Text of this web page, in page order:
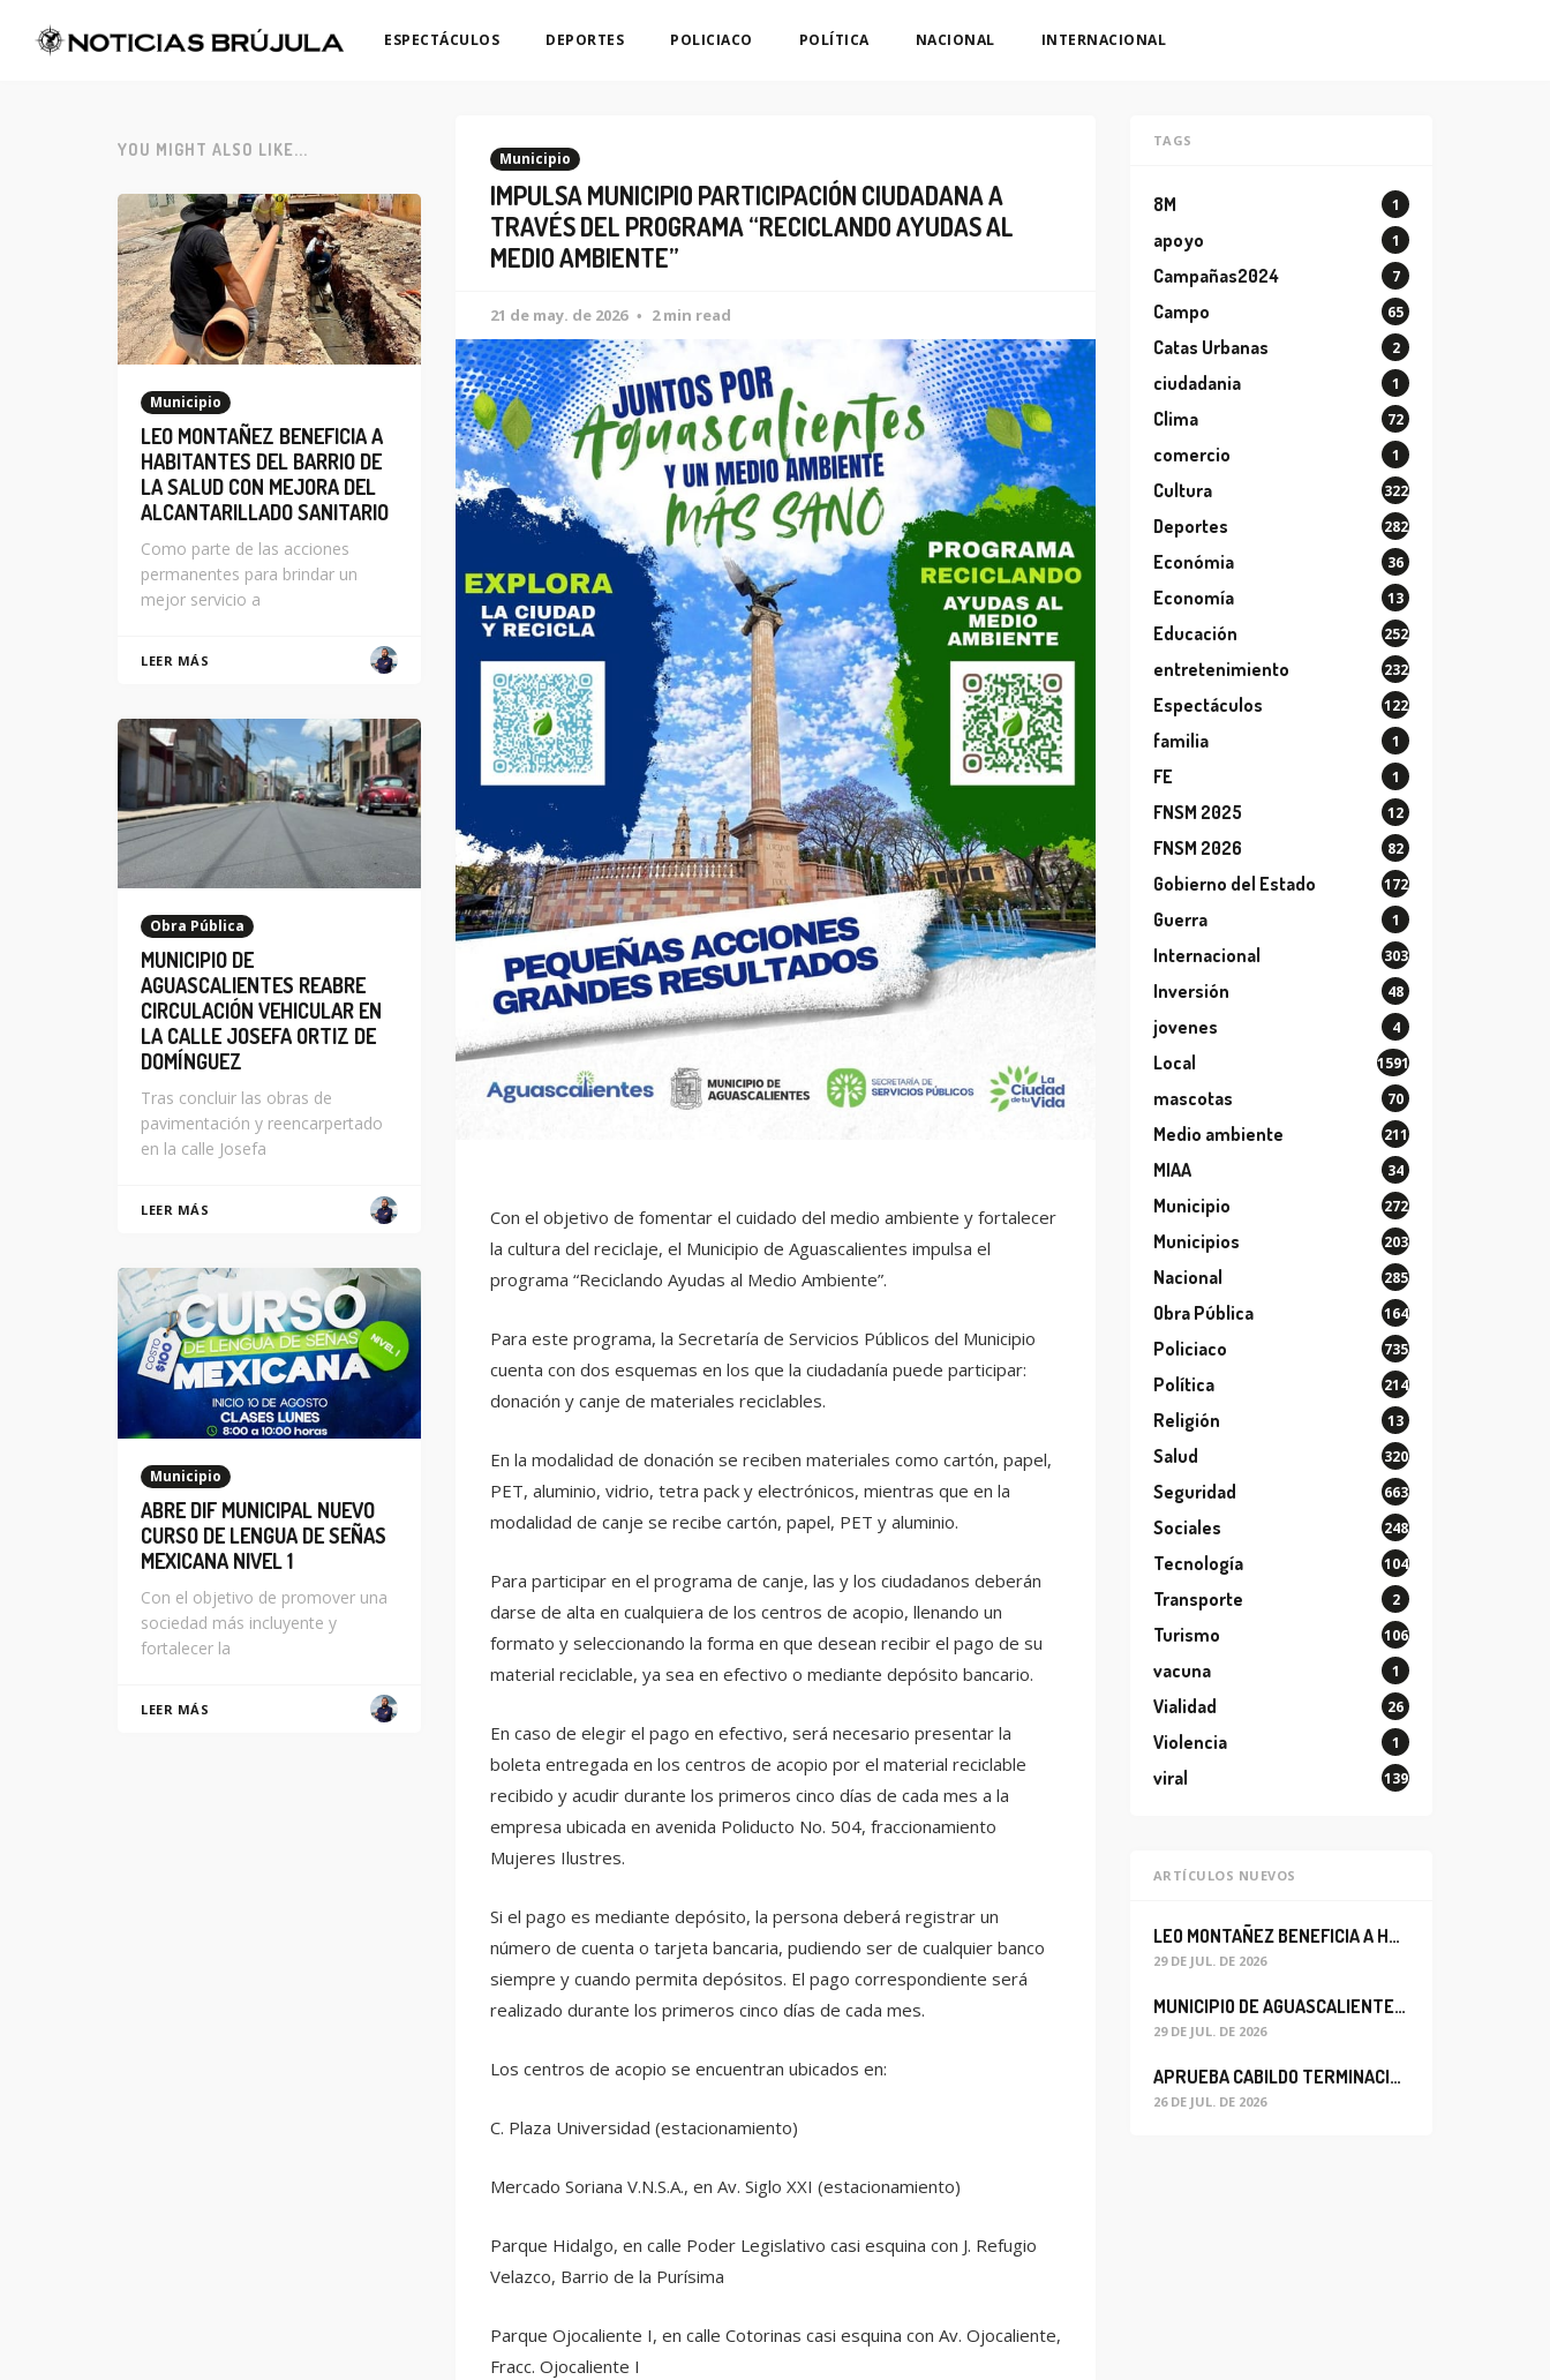
ESPECTÁCULOS DEPORTES POLICIACO POLÍTICA NACIONAL INTERNACIONAL
Municipio
IMPULSA MUNICIPIO PARTICIPACIÓN CIUDADANA A
TRAVÉS DEL PROGRAMA “RECICLANDO AYUDAS AL
MEDIO AMBIENTE”
21 de may. de 2026 2 min read
Con el objetivo de fomentar el cuidado del medio ambiente y fortalecer
la cultura del reciclaje, el Municipio de Aguascalientes impulsa el
programa “Reciclando Ayudas al Medio Ambiente”.
Para este programa, la Secretaría de Servicios Públicos del Municipio
cuenta con dos esquemas en los que la ciudadanía puede participar:
donación y canje de materiales reciclables.
En la modalidad de donación se reciben materiales como cartón, papel,
PET, aluminio, vidrio, tetra pack y electrónicos, mientras que en la
modalidad de canje se recibe cartón, papel, PET y aluminio.
Para participar en el programa de canje, las y los ciudadanos deberán
darse de alta en cualquiera de los centros de acopio, llenando un
formato y seleccionando la forma en que desean recibir el pago de su
material reciclable, ya sea en efectivo o mediante depósito bancario.
En caso de elegir el pago en efectivo, será necesario presentar la
boleta entregada en los centros de acopio por el material reciclable
recibido y acudir durante los primeros cinco días de cada mes a la
empresa ubicada en avenida Poliducto No. 504, fraccionamiento
Mujeres Ilustres.
Si el pago es mediante depósito, la persona deberá registrar un
número de cuenta o tarjeta bancaria, pudiendo ser de cualquier banco
siempre y cuando permita depósitos. El pago correspondiente será
realizado durante los primeros cinco días de cada mes.
Los centros de acopio se encuentran ubicados en:
C. Plaza Universidad (estacionamiento)
Mercado Soriana V.N.S.A., en Av. Siglo XXI (estacionamiento)
Parque Hidalgo, en calle Poder Legislativo casi esquina con J. Refugio
Velazco, Barrio de la Purísima
Parque Ojocaliente I, en calle Cotorinas casi esquina con Av. Ojocaliente,
Fracc. Ojocaliente I
YOU MIGHT ALSO LIKE...
Municipio
LEO MONTAÑEZ BENEFICIA A
HABITANTES DEL BARRIO DE
LA SALUD CON MEJORA DEL
ALCANTARILLADO SANITARIO
Como parte de las acciones
permanentes para brindar un
mejor servicio a
LEER MÁS
Obra Pública
MUNICIPIO DE
AGUASCALIENTES REABRE
CIRCULACIÓN VEHICULAR EN
LA CALLE JOSEFA ORTIZ DE
DOMÍNGUEZ
Tras concluir las obras de
pavimentación y reencarpertado
en la calle Josefa
LEER MÁS
Municipio
ABRE DIF MUNICIPAL NUEVO
CURSO DE LENGUA DE SEÑAS
MEXICANA NIVEL 1
Con el objetivo de promover una
sociedad más incluyente y
fortalecer la
LEER MÁS
TAGS
8M 1
apoyo 1
Campañas2024 7
Campo 65
Catas Urbanas 2
ciudadania 1
Clima 72
comercio 1
Cultura 322
Deportes 282
Económia 36
Economía 13
Educación 252
entretenimiento 232
Espectáculos 122
familia 1
FE 1
FNSM 2025 12
FNSM 2026 82
Gobierno del Estado 172
Guerra 1
Internacional 303
Inversión 48
jovenes 4
Local 1591
mascotas 70
Medio ambiente 211
MIAA 34
Municipio 272
Municipios 203
Nacional 285
Obra Pública 164
Policiaco 735
Política 214
Religión 13
Salud 320
Seguridad 663
Sociales 248
Tecnología 104
Transporte 2
Turismo 106
vacuna 1
Vialidad 26
Violencia 1
viral 139
ARTÍCULOS NUEVOS
LEO MONTAÑEZ BENEFICIA A HABITANTES DEL BARRIO DE LA SALUD CON MEJORA DEL ALCANTARILLADO SANITARIO
29 DE JUL. DE 2026
MUNICIPIO DE AGUASCALIENTES REABRE CIRCULACIÓN VEHICULAR EN LA CALLE JOSEFA ORTIZ DE DOMÍNGUEZ
29 DE JUL. DE 2026
APRUEBA CABILDO TERMINACIÓN ANTICIPADA DEL CONTRATO PARA EL PROYECTO DE MODERNIZACIÓN DEL SISTEMA DE ALUMBRADO
26 DE JUL. DE 2026